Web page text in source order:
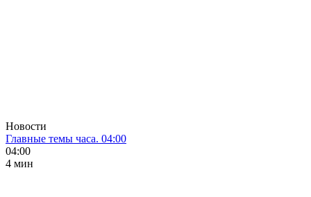
Новости
Главные темы часа. 04:00
04:00
4 мин